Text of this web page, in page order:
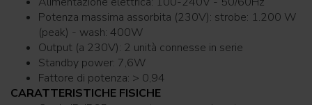
Potenza massima assorbita (230V): strobe: 1.200 W
(peak) - wash: 400W
Output (a 230V): 2 unità connesse in serie
Standby power: 7,6W
Fattore di potenza: > 0,94
CARATTERISTICHE FISICHE